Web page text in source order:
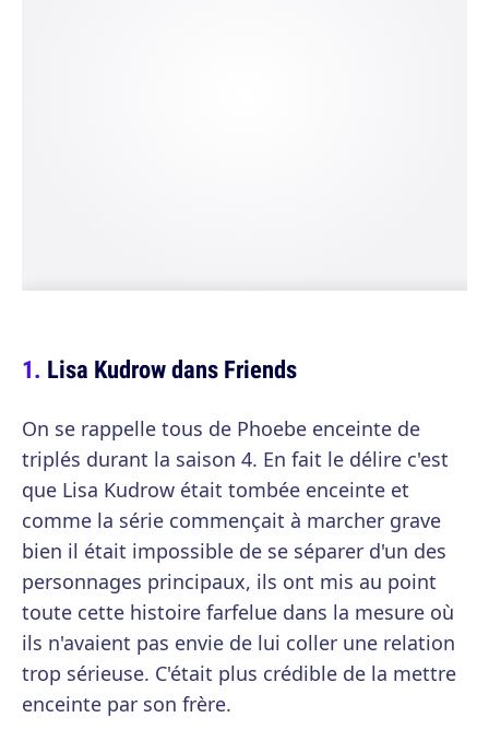
Lisa Kudrow dans Friends
On se rappelle tous de Phoebe enceinte de
triplés durant la saison 4. En fait le délire c'est
que Lisa Kudrow était tombée enceinte et
comme la série commençait à marcher grave
bien il était impossible de se séparer d'un des
personnages principaux, ils ont mis au point
toute cette histoire farfelue dans la mesure où
ils n'avaient pas envie de lui coller une relation
trop sérieuse. C'était plus crédible de la mettre
enceinte par son frère.